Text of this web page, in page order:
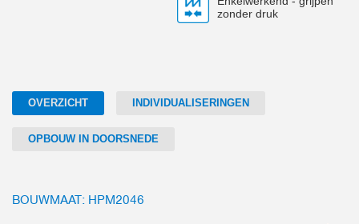
zonder druk
OVERZICHT INDIVIDUALISERINGEN
OPBOUW IN DOORSNEDE
BOUWMAAT: HPM2046